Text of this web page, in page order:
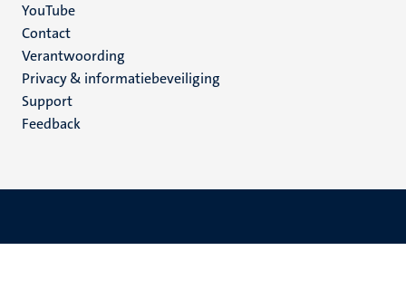
YouTube
Menu
footer
(NL)
Contact
Verantwoording
Privacy & informatiebeveiliging
Support
Feedback